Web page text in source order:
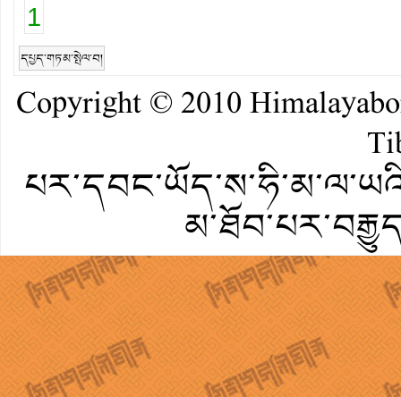
1
དཔྱད་གཏམ་སྤེལ་བ།
Copyright © 2010